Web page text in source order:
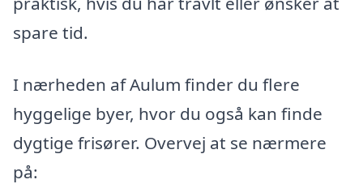
spare tid.
I nærheden af Aulum finder du flere
hyggelige byer, hvor du også kan finde
dygtige frisører. Overvej at se nærmere
på: